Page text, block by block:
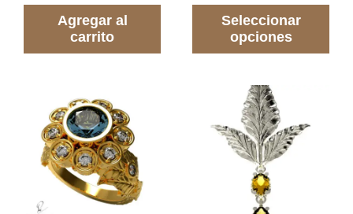
Agregar al
carrito
precios:
desde
Seleccionar
opciones
producto
tiene
varias
variantes.
Las
opciones